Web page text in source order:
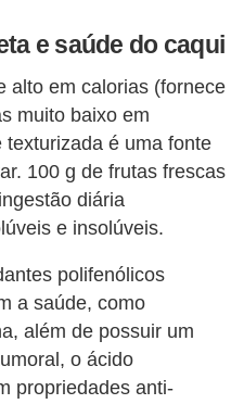
e saúde do caqui
alto em calorias (fornece
muito baixo em
é uma fonte
100 g de frutas frescas
diária
e insolúveis.
polifenólicos
a saúde, como
além de possuir um
o ácido
propriedades anti-